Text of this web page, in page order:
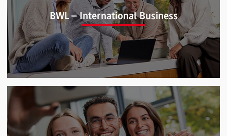
BWL – Industrial Business Management (B.A.)
(ehemals BWL – Industrie)
BWL – International Business